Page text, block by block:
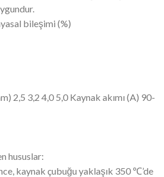
bileşimi (%)
2,5 3,2 4,0 5,0 Kaynak akımı (A) 90-
hususlar:
kaynak çubuğu yaklaşık 350 ℃’de